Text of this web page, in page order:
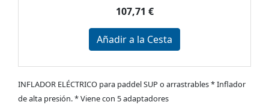
107,71 €
Añadir a la Cesta
INFLADOR ELÉCTRICO para paddel SUP o arrastrables * Inflador
de alta presión. * Viene con 5 adaptadores